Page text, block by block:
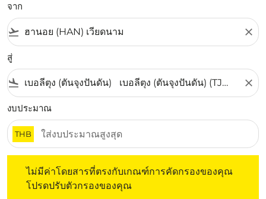
จาก
flight_takeoff close
สู่
flight_land close
งบประมาณ
THB
ไม่มีค่าโดยสารที่ตรงกับเกณฑ์การคัดกรองของคุณ
โปรดปรับตัวกรองของคุณ